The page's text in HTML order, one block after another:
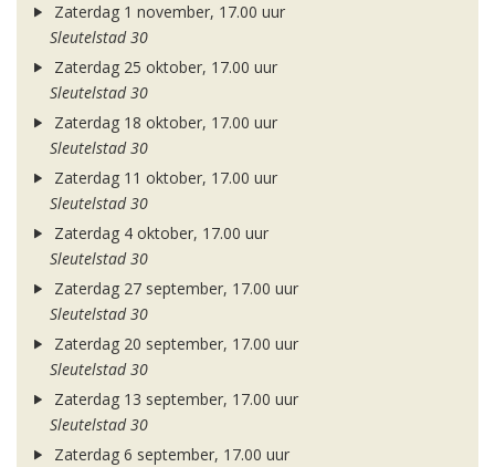
Zaterdag 1 november, 17.00 uur
Sleutelstad 30
Zaterdag 25 oktober, 17.00 uur
Sleutelstad 30
Zaterdag 18 oktober, 17.00 uur
Sleutelstad 30
Zaterdag 11 oktober, 17.00 uur
Sleutelstad 30
Zaterdag 4 oktober, 17.00 uur
Sleutelstad 30
Zaterdag 27 september, 17.00 uur
Sleutelstad 30
Zaterdag 20 september, 17.00 uur
Sleutelstad 30
Zaterdag 13 september, 17.00 uur
Sleutelstad 30
Zaterdag 6 september, 17.00 uur